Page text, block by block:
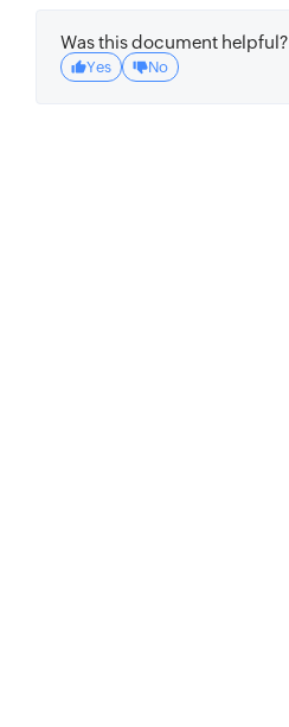
Was this document helpful?
Yes No